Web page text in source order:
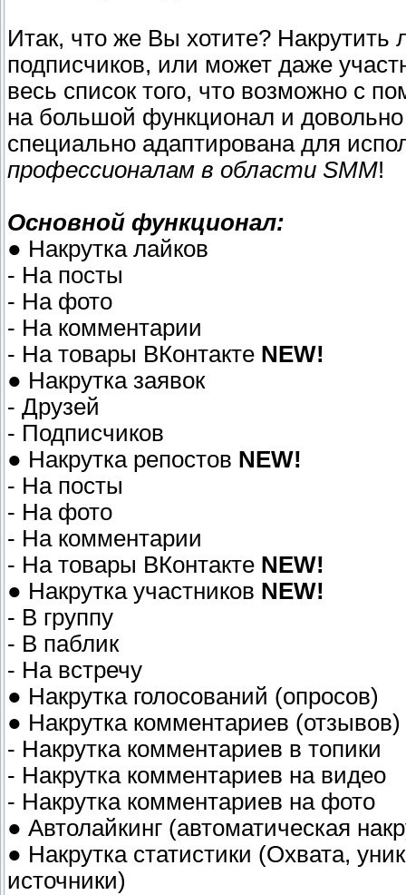
Итак, что же Вы хотите?
подписчиков, или может даже
весь список того, что возможно с
на большой функционал и
специально адаптирована для
профессионалам в области SMM!
Основной функционал:
● Накрутка лайков
- На посты
- На фото
- На комментарии
- На товары ВКонтакте NEW!
● Накрутка заявок
- Друзей
- Подписчиков
● Накрутка репостов NEW!
- На посты
- На фото
- На комментарии
- На товары ВКонтакте NEW!
● Накрутка участников NEW!
- В группу
- В паблик
- На встречу
● Накрутка голосований (опросов)
● Накрутка комментариев (отзывов)
- Накрутка комментариев в топики
- Накрутка комментариев на видео
- Накрутка комментариев на фото
● Автолайкинг (автоматическая
● Накрутка статистики (Охвата,
источники)